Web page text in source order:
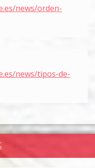
news/orden-
news/tipos-de-